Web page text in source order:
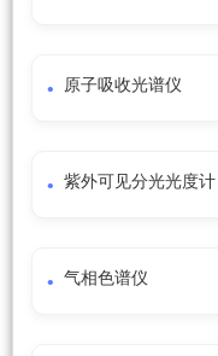
原子吸收光谱仪
紫外可见分光光度计
气相色谱仪